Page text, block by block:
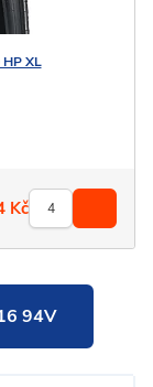
XL
Kč
94V